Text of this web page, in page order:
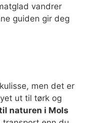
vandrer
guiden gir deg
men det er
ut til tørk og
naturen i Mols